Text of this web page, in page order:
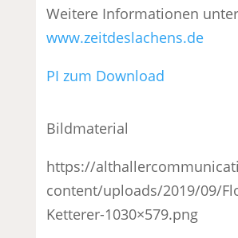
Weitere Informationen
www.zeitdeslachens.de
PI zum Download
Bildmaterial
https://
content/uploads/2019/09/
Ketterer-1030×579.png